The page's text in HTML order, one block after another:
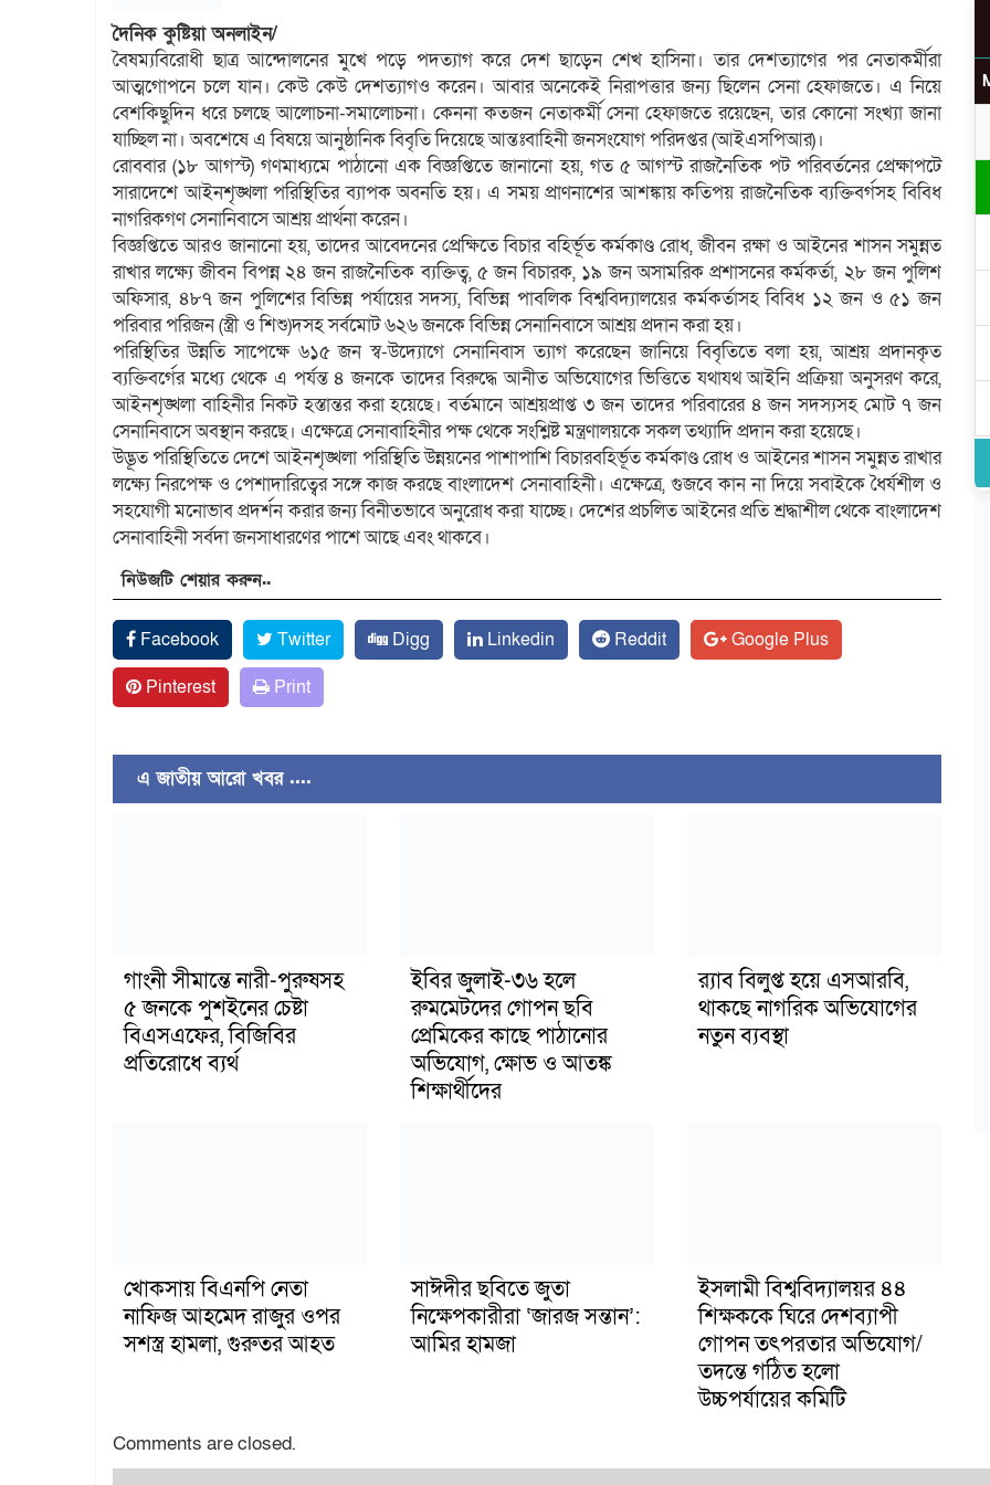
দৈনিক কুষ্টিয়া অনলাইন/
বৈষম্যবিরোধী ছাত্র আন্দোলনের মুখে পড়ে পদত্যাগ করে দেশ ছাড়েন শেখ হাসিনা। তার দেশত্যাগের পর নেতাকর্মীরা
আত্মগোপনে চলে যান। কেউ কেউ দেশত্যাগও করেন। আবার অনেকেই নিরাপত্তার জন্য ছিলেন সেনা হেফাজতে। এ নিয়ে
বেশকিছুদিন ধরে চলছে আলোচনা-সমালোচনা। কেননা কতজন নেতাকর্মী সেনা হেফাজতে রয়েছেন, তার কোনো সংখ্যা জানা
যাচ্ছিল না। অবশেষে এ বিষয়ে আনুষ্ঠানিক বিবৃতি দিয়েছে আন্তঃবাহিনী জনসংযোগ পরিদপ্তর (আইএসপিআর)।
রোববার (১৮ আগস্ট) গণমাধ্যমে পাঠানো এক বিজ্ঞপ্তিতে জানানো হয়, গত ৫ আগস্ট রাজনৈতিক পট পরিবর্তনের প্রেক্ষাপটে
সারাদেশে আইনশৃঙ্খলা পরিস্থিতির ব্যাপক অবনতি হয়। এ সময় প্রাণনাশের আশঙ্কায় কতিপয় রাজনৈতিক ব্যক্তিবর্গসহ বিবিধ
নাগরিকগণ সেনানিবাসে আশ্রয় প্রার্থনা করেন।
বিজ্ঞপ্তিতে আরও জানানো হয়, তাদের আবেদনের প্রেক্ষিতে বিচার বহির্ভূত কর্মকাণ্ড রোধ, জীবন রক্ষা ও আইনের শাসন সমুন্নত
রাখার লক্ষ্যে জীবন বিপন্ন ২৪ জন রাজনৈতিক ব্যক্তিত্ব, ৫ জন বিচারক, ১৯ জন অসামরিক প্রশাসনের কর্মকর্তা, ২৮ জন পুলিশ
অফিসার, ৪৮৭ জন পুলিশের বিভিন্ন পর্যায়ের সদস্য, বিভিন্ন পাবলিক বিশ্ববিদ্যালয়ের কর্মকর্তাসহ বিবিধ ১২ জন ও ৫১ জন
পরিবার পরিজন (স্ত্রী ও শিশু)‍‍দসহ সর্বমোট ৬২৬ জনকে বিভিন্ন সেনানিবাসে আশ্রয় প্রদান করা হয়।
পরিস্থিতির উন্নতি সাপেক্ষে ৬১৫ জন স্ব-উদ্যোগে সেনানিবাস ত্যাগ করেছেন জানিয়ে বিবৃতিতে বলা হয়, আশ্রয় প্রদানকৃত
ব্যক্তিবর্গের মধ্যে থেকে এ পর্যন্ত ৪ জনকে তাদের বিরুদ্ধে আনীত অভিযোগের ভিত্তিতে যথাযথ আইনি প্রক্রিয়া অনুসরণ করে,
আইনশৃঙ্খলা বাহিনীর নিকট হস্তান্তর করা হয়েছে। বর্তমানে আশ্রয়প্রাপ্ত ৩ জন তাদের পরিবারের ৪ জন সদস্যসহ মোট ৭ জন
সেনানিবাসে অবস্থান করছে। এক্ষেত্রে সেনাবাহিনীর পক্ষ থেকে সংশ্লিষ্ট মন্ত্রণালয়কে সকল তথ্যাদি প্রদান করা হয়েছে।
উদ্ভূত পরিস্থিতিতে দেশে আইনশৃঙ্খলা পরিস্থিতি উন্নয়নের পাশাপাশি বিচারবহির্ভূত কর্মকাণ্ড রোধ ও আইনের শাসন সমুন্নত রাখার
লক্ষ্যে নিরপেক্ষ ও পেশাদারিত্বের সঙ্গে কাজ করছে বাংলাদেশ সেনাবাহিনী। এক্ষেত্রে, গুজবে কান না দিয়ে সবাইকে ধৈর্যশীল ও
সহযোগী মনোভাব প্রদর্শন করার জন্য বিনীতভাবে অনুরোধ করা যাচ্ছে। দেশের প্রচলিত আইনের প্রতি শ্রদ্ধাশীল থেকে বাংলাদেশ
সেনাবাহিনী সর্বদা জনসাধারণের পাশে আছে এবং থাকবে।
নিউজটি শেয়ার করুন..
Facebook Twitter Digg Linkedin Reddit
Google Plus
Pinterest
Print
এ জাতীয় আরো খবর ....
গাংনী সীমান্তে নারী-পুরুষসহ
৫ জনকে পুশইনের চেষ্টা
বিএসএফের, বিজিবির
প্রতিরোধে ব্যর্থ
ইবির জুলাই-৩৬ হলে
রুমমেটদের গোপন ছবি
প্রেমিকের কাছে পাঠানোর
অভিযোগ, ক্ষোভ ও আতঙ্ক
শিক্ষার্থীদের
র‍্যাব বিলুপ্ত হয়ে এসআরবি,
থাকছে নাগরিক অভিযোগের
নতুন ব্যবস্থা
খোকসায় বিএনপি নেতা
নাফিজ আহমেদ রাজুর ওপর
সশস্ত্র হামলা, গুরুতর আহত
সাঈদীর ছবিতে জুতা
নিক্ষেপকারীরা ‘জারজ সন্তান’:
আমির হামজা
ইসলামী বিশ্ববিদ্যালয়র ৪৪
শিক্ষককে ঘিরে দেশব্যাপী
গোপন তৎপরতার অভিযোগ/
তদন্তে গঠিত হলো
উচ্চপর্যায়ের কমিটি
Comments are closed.